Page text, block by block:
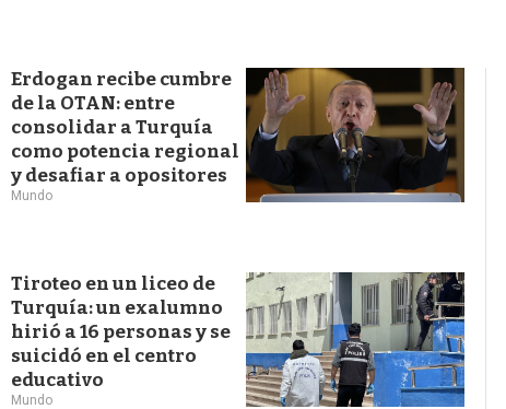
Erdogan recibe cumbre
de la OTAN: entre
consolidar a Turquía
como potencia regional
y desafiar a opositores
Mundo
Tiroteo en un liceo de
Turquía: un exalumno
hirió a 16 personas y se
suicidó en el centro
educativo
Mundo